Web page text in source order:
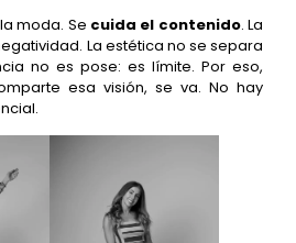
moda. Se cuida el contenido. La
La estética no se separa
no es pose: es límite. Por eso,
esa visión, se va. No hay